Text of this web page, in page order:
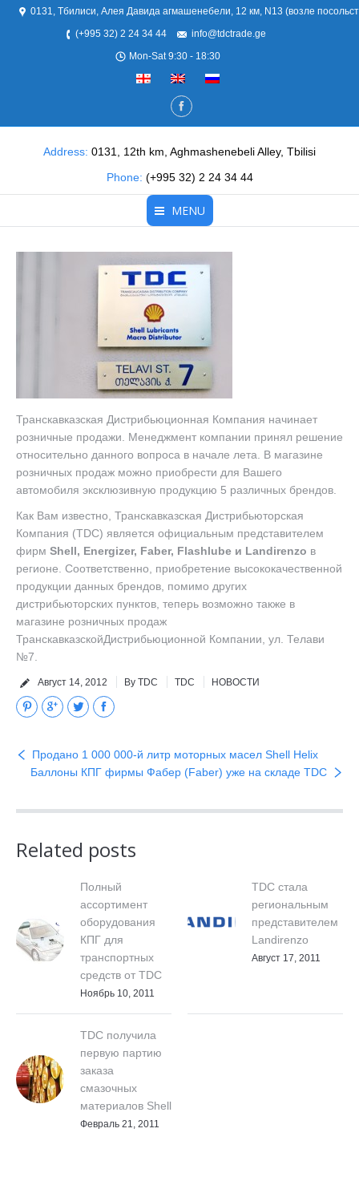
0131, Тбилиси, Алея Давида агмашенебели, 12 км, N13 (возле
(+995 32) 2 24 34 44
info@tdctrade.ge
Mon-Sat 9:30 - 18:30
Address: 0131, 12th km, Aghmashenebeli Alley, Tbilisi
Phone: (+995 32) 2 24 34 44
MENU
Главная
Партнеры
Корпоративным клиентам
Наши Бренды
FAQ
Транскавказская Дистрибьюционная Компания начинает
розничные продажи. Менеджмент компании принял решение
относительно данного вопроса в начале лета. В магазине
розничных продаж можно приобрести для Вашего
автомобиля эксклюзивную продукцию 5 различных брендов.
Как Вам известно, Транскавказская Дистрибьюторская
Компания (TDC) является официальным представителем
фирм Shell, Energizer, Faber, Flashlube и Landirenzo в
регионе. Соответственно, приобретение высококачественной
продукции данных брендов, помимо других
дистрибьюторских пунктов, теперь возможно также в
магазине розничных продаж
ТранскавказскойДистрибьюционной Компании, ул. Телави
№7.
Август 14, 2012 By TDC TDC НОВОСТИ
Facebook
Twitter
Google+
Pinterest
Продано 1 000 000-й литр моторных масел Shell Helix
Баллоны КПГ фирмы Фабер (Faber) уже на складе TDC
Related posts
Полный
ассортимент
оборудования
КПГ для
транспортных
средств от TDC
Ноябрь 10, 2011
TDC стала
региональным
представителем
Landirenzo
Август 17, 2011
TDC получила
первую партию
заказа
смазочных
материалов Shell
Февраль 21, 2011